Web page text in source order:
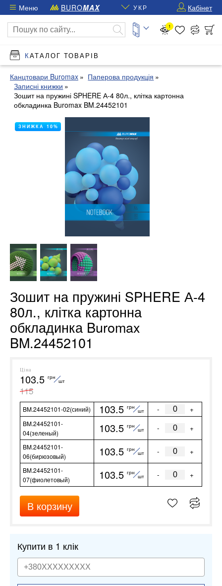
Меню BUROMAX УКР Кабінет
1
КАТАЛОГ ТОВАРІВ
Канцтовари Buromax
Паперова продукція
Записні книжки
Зошит на пружині SPHERE А-4 80л., клітка картонна
обкладинка Buromax BM.24452101
ЗНИЖКА 10%
Зошит на пружині SPHERE А-4
80л., клітка картонна
обкладинка Buromax
BM.24452101
Ціна
103.5 грн
шт
115
BM.24452101-02(синий) 103.5 грн
шт - +
BM.24452101-
04(зеленый)
103.5 грн
шт - +
BM.24452101-
06(бирюзовый)
103.5 грн
шт - +
BM.24452101-
07(фиолетовый)
103.5 грн
шт - +
В корзину
Купити в 1 клік